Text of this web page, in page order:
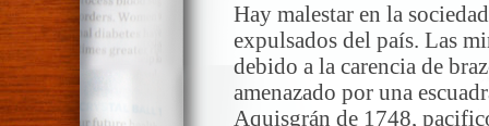
Hay malestar en la
expulsados del país. Las
debido a la carencia de
amenazado por una
Aquisgrán de 1748,